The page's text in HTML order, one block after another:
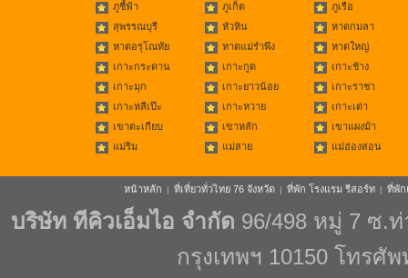
ภูชี้ฟ้า
ภูเก็ต
ภูเรือ
สุพรรณบุรี
หัวหิน
หาดกมลา
หาดอรุโณทัย
หาดแม่รำพึง
หาดใหญ่
เกาะกระดาน
เกาะกูด
เกาะช้าง
เกาะมุก
เกาะยาวน้อย
เกาะราชา
เกาะหลีเป๊ะ
เกาะหวาย
เกาะเต่า
เขาตะเกียบ
เขาหลัก
เขาแผงม้า
แม่ริม
แม่สาย แม่ฮ่องสอน
หน้าหลัก | ที่เที่ยวทั่วไทย 76 จังหวัด | ที่พัก โรงแรม รีสอร์ท | ที่พัก
บริษัท ทีคิวเอ็มไอ จำกัด 96/498 หมู่ 7 ซ.
กรุงเทพฯ 10150 โทรศั